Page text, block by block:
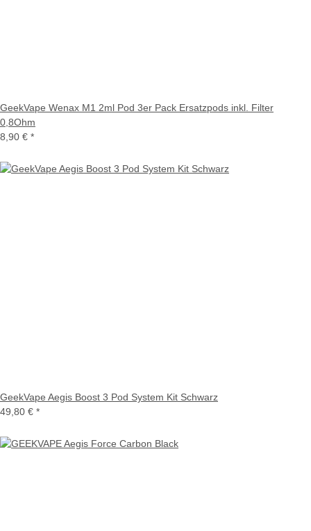
GeekVape Wenax M1 2ml Pod 3er Pack Ersatzpods inkl. Filter
0,8Ohm
8,90 € *
GeekVape Aegis Boost 3 Pod System Kit Schwarz
49,80 € *